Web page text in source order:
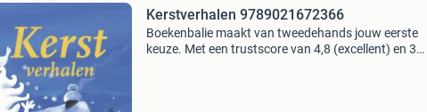
Kerstverhalen 9789021672366
Boekenbalie maakt van tweedehands jouw eerste
keuze. Met een trustscore van 4,8 (excellent) en 30